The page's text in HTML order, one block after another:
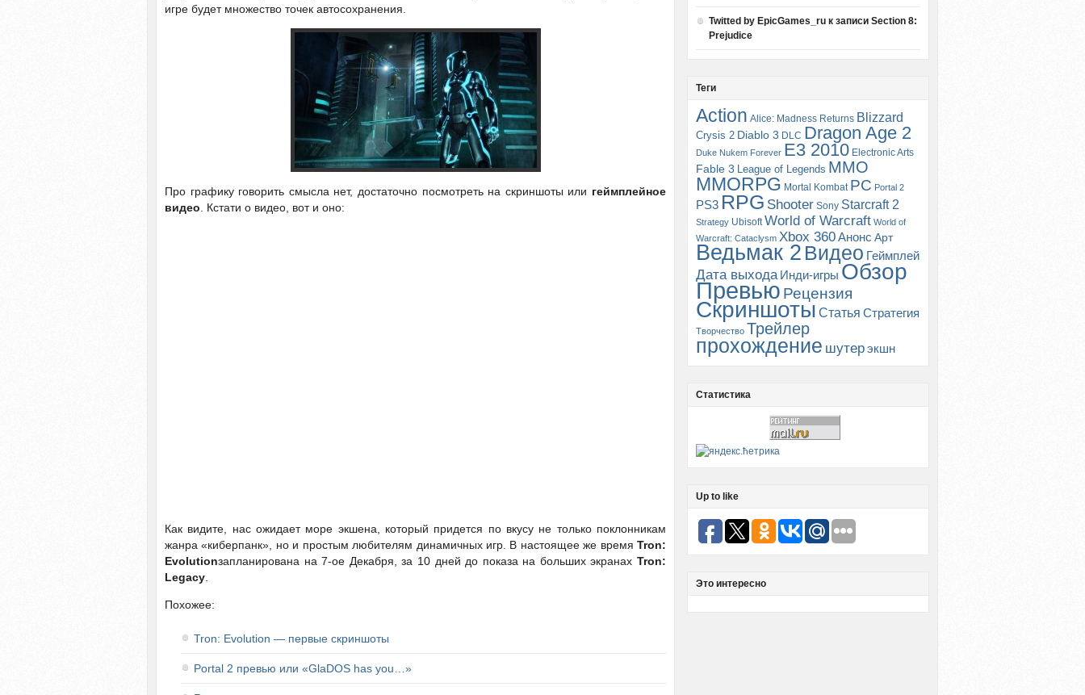
игре будет множество точек автосохранения.
Про графику говорить смысла нет, достаточно посмотреть на скриншоты или геймплейное
видео . Кстати о видео, вот и оно:
Как видите, нас ожидает море экшена, который придется по вкусу не только поклонникам
жанра «киберпанк», но и простым любителям динамичных игр. В настоящее же время Tron:
Evolutionзапланирована на 7-ое Декабря, за 10 дней до показа на больших экранах Tron:
Legacy
Похожее:
Tron: Evolution — первые скриншоты
Portal 2 превью или «GlaDOS has you…»
Twitted by EpicGames_ru к записи Section 8:
Prejudice
Теги
Action Alice: Madness Returns Blizzard
Crysis 2 Diablo 3 DLC Dragon Age 2
Duke Nukem Forever E3 2010 Electronic Arts
Fable 3 League of Legends MMO
MMORPG Mortal Kombat PC Portal 2
PS3 RPG Shooter Sony Starcraft 2
Strategy Ubisoft World of Warcraft World of
Warcraft: Cataclysm Xbox 360Анонс Арт
Ведьмак 2 Видео Геймплей
Дата выхода Инди-игры Обзор
Превью Рецензия
Скриншоты Статья Стратегия
Творчество Трейлер
прохождение шутерэкшн
Статистика
Up to like
Это интересно